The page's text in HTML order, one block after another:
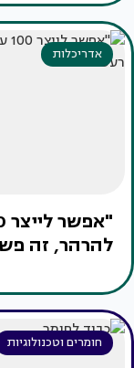
אדריכלות
להרהר, זה
חומרים וטכנולוגיות